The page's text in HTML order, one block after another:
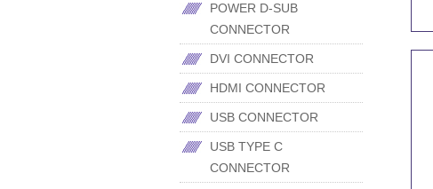
POWER D-SUB
CONNECTOR
DVI CONNECTOR
HDMI CONNECTOR
USB CONNECTOR
USB TYPE C
CONNECTOR